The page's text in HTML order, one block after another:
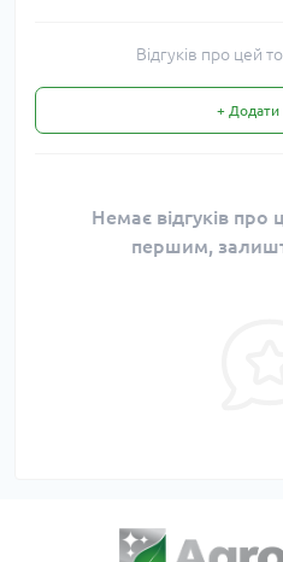
Відгуків про цей
+ Додати
Немає відгуків про
першим,